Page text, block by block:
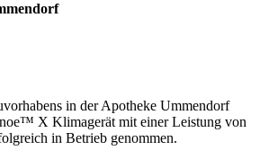
in der Apotheke Ummendorf
X Klimagerät mit einer Leistung von
in Betrieb genommen.